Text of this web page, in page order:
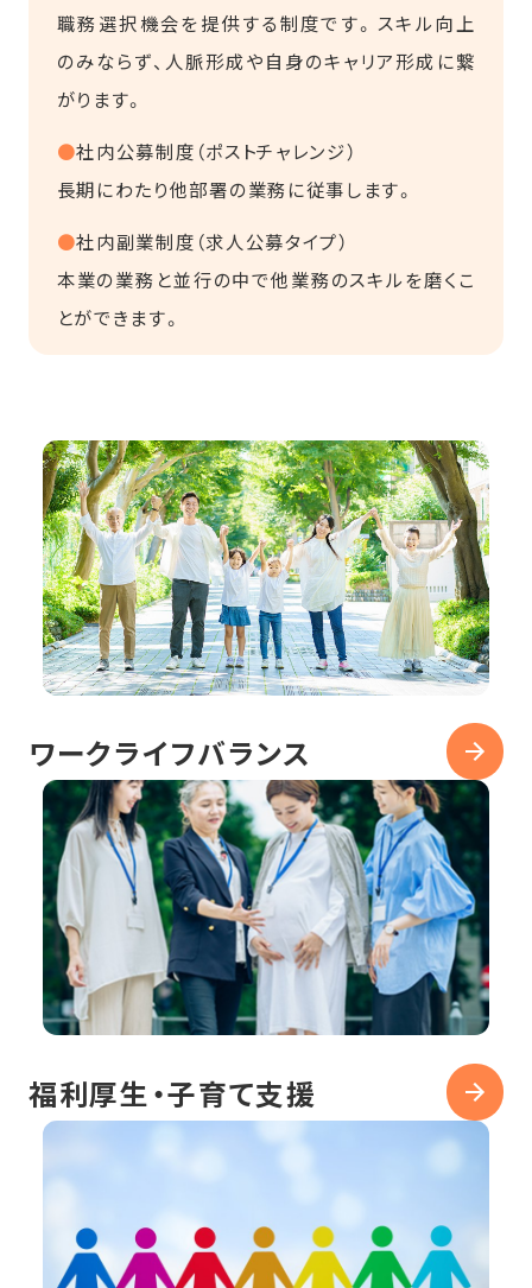
職務選択機会を提供する制度です。スキル向上
のみならず、人脈形成や自身のキャリア形成に繋
がります。
●社内公募制度（ポストチャレンジ）
長期にわたり他部署の業務に従事します。
●社内副業制度（求人公募タイプ）
本業の業務と並行の中で他業務のスキルを磨くこ
とができます。
ワークライフバランス
福利厚生・子育て支援